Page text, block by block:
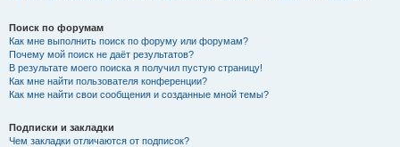
Поиск по форумам
Как мне выполнить поиск по форуму или форумам?
Почему мой поиск не даёт результатов?
В результате моего поиска я получил пустую страницу!
Как мне найти пользователя конференции?
Как мне найти свои сообщения и созданные мной темы?
Подписки и закладки
Чем закладки отличаются от подписок?